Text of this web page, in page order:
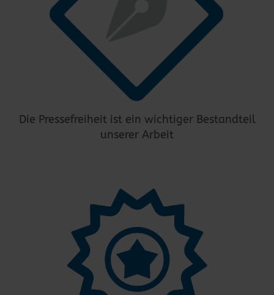
Die Pressefreiheit ist ein wichtiger Bestandteil
unserer Arbeit